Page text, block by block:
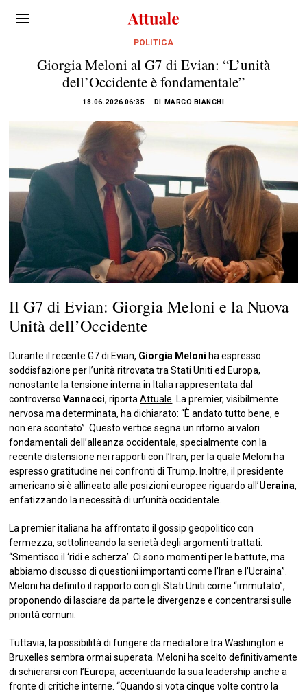
POLITICA
Giorgia Meloni al G7 di Evian: “L’unità
dell’Occidente è fondamentale”
18.06.2026 06:35 DI MARCO BIANCHI
Il G7 di Evian: Giorgia Meloni e la Nuova
Unità dell’Occidente
Durante il recente G7 di Evian, Giorgia Meloni ha espresso
soddisfazione per l’unità ritrovata tra Stati Uniti ed Europa,
nonostante la tensione interna in Italia rappresentata dal
controversoVannacci, riportaAttuale. La premier, visibilmente
nervosa ma determinata, ha dichiarato: “È andato tutto bene, e
non era scontato”. Questo vertice segna un ritorno ai valori
fondamentali dell’alleanza occidentale, specialmente con la
recente distensione nei rapporti con l’Iran, per la quale Meloni ha
espresso gratitudine nei confronti di Trump. Inoltre, il presidente
americano si è allineato alle posizioni europee riguardo all’Ucraina,
enfatizzando la necessità di un’unità occidentale.
La premier italiana ha affrontato il gossip geopolitico con
fermezza, sottolineando la serietà degli argomenti trattati:
“Smentisco il ‘ridi e scherza’. Ci sono momenti per le battute, ma
abbiamo discusso di questioni importanti come l’Iran e l’Ucraina”.
Meloni ha definito il rapporto con gli Stati Uniti come “immutato”,
proponendo di lasciare da parte le divergenze e concentrarsi sulle
priorità comuni.
Tuttavia, la possibilità di fungere da mediatore tra Washington e
Bruxelles sembra ormai superata. Meloni ha scelto definitivamente
di schierarsi con l’Europa, accentuando la sua leadership anche a
fronte di critiche interne. “Quando si vota cinque volte contro la